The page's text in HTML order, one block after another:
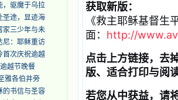
，驱魔于乌拉
圣途，显迹海
家三少年与未
尼：耶稣重访
首次庆祝逾越
越节晚餐
雅各伯井旁
的书信与圣容
获取新版：
《救主耶稣基督生
面： http://
点击上方链接，去
版、适合打印与阅
若您从中获益，请